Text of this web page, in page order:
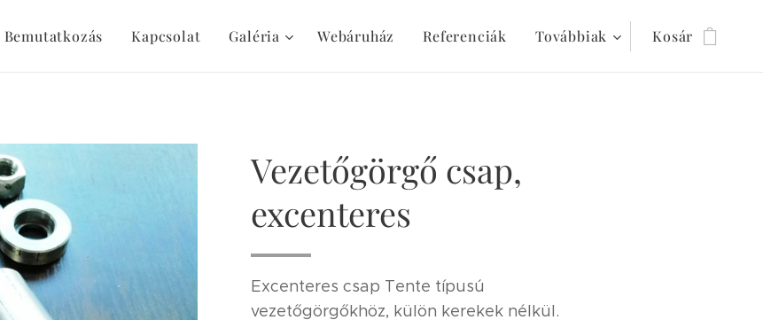
Bemutatkozás Kapcsolat Galéria Webáruház Referenciák Továbbiak Kosár
Vezetőgörgő csap,
excenteres
Excenteres csap Tente típusú
vezetőgörgőkhöz, külön kerekek nélkül.